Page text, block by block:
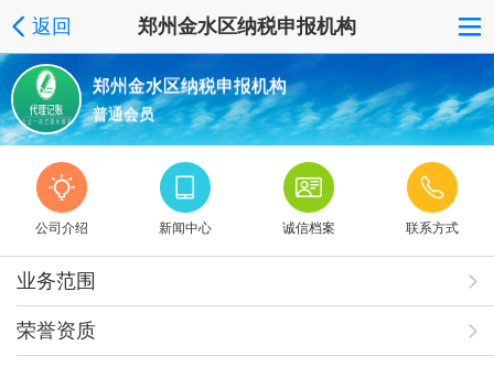
返回 郑州金水区纳税申报机构
郑州金水区纳税申报机构
普通会员
公司介绍 新闻中心 诚信档案 联系方式
业务范围
荣誉资质